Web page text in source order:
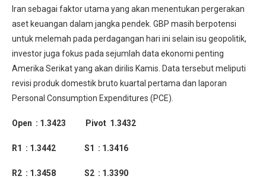
Iran sebagai faktor utama yang akan menentukan pergerakan
aset keuangan dalam jangka pendek. GBP masih berpotensi
untuk melemah pada perdagangan hari ini selain isu geopolitik,
investor juga fokus pada sejumlah data ekonomi penting
Amerika Serikat yang akan dirilis Kamis. Data tersebut meliputi
revisi produk domestik bruto kuartal pertama dan laporan
Personal Consumption Expenditures (PCE).
Open : 1.3423 Pivot 1.3432
R1 : 1.3442 S1 : 1.3416
R2 : 1.3458 S2 : 1.3390